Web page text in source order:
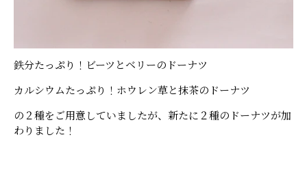
鉄分たっぷり！ビーツとベリーのドーナツ
カルシウムたっぷり！ホウレン草と抹茶のドーナツ
の２種をご用意していましたが、新たに２種のドーナツが加
わりました！